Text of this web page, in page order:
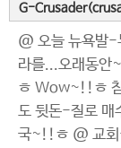
G-
@ 오늘 뉴욕발
라를...오래동안
ㅎ Wow~!!ㅎ
도 뒷돈-질로
국~!!ㅎ @ 교회